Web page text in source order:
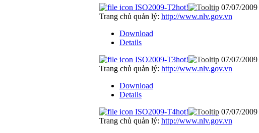
ISO2009-T2hot! 07/07/2009
Trang chủ quản lý: http://www.nlv.gov.vn
Download
Details
ISO2009-T3hot! 07/07/2009
Trang chủ quản lý: http://www.nlv.gov.vn
Download
Details
ISO2009-T4hot! 07/07/2009
Trang chủ quản lý: http://www.nlv.gov.vn